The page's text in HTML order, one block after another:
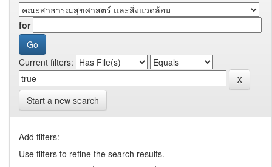
for
Current filters:
Start a new search
Add filters:
Use filters to refine the search results.